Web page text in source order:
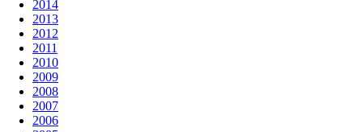
2014
2013
2012
2011
2010
2009
2008
2007
2006